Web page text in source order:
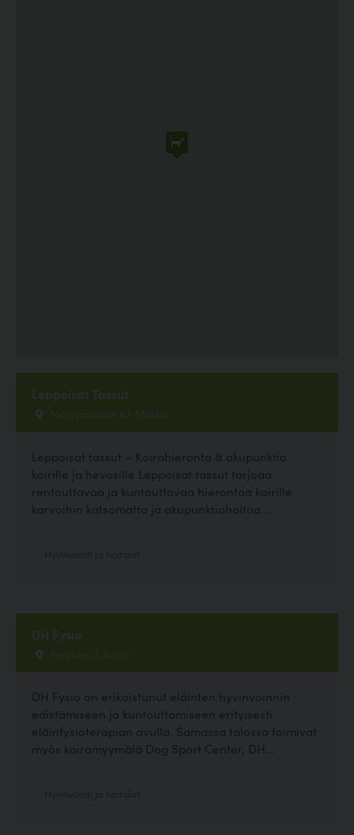
Leppoisat Tassut
Mäntymäentie 40, Masku
Leppoisat tassut – Koirahieronta & akupunktio
koirille ja hevosille Leppoisat tassut tarjoaa
rentouttavaa ja kuntouttavaa hierontaa koirille
karvoihin katsomatta ja akupunktiohoitoa...
DH Fysio
Purokatu 3, Raisio
DH Fysio on erikoistunut eläinten hyvinvoinnin
edistämiseen ja kuntouttamiseen erityisesti
eläinfysioterapian avulla. Samassa talossa toimivat
myös koiramyymälä Dog Sport Center, DH...